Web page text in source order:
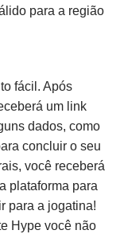
para a região
fácil. Após
um link
dados, como
concluir o seu
você receberá
plataforma para
para a jogatina!
Hype você não